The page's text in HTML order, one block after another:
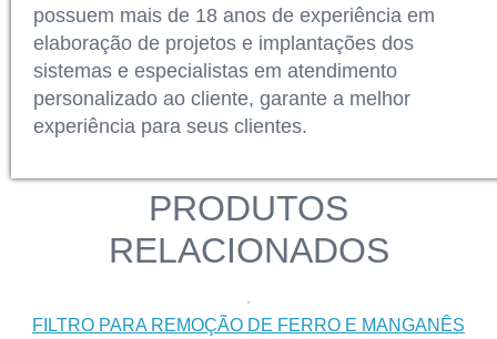
possuem mais de 18 anos de experiência em
elaboração de projetos e implantações dos
sistemas e especialistas em atendimento
personalizado ao cliente, garante a melhor
experiência para seus clientes.
PRODUTOS
RELACIONADOS
FILTRO PARA REMOÇÃO DE FERRO E MANGANÊS